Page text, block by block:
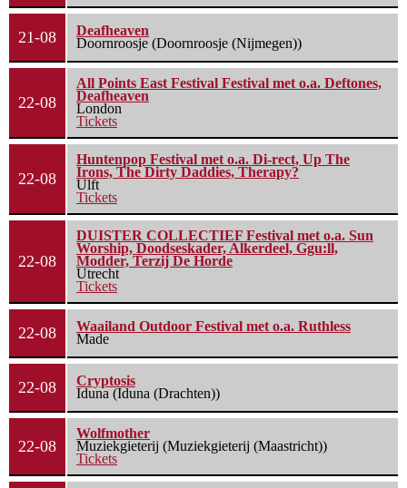
21-08
Deafheaven
Doornroosje (Doornroosje (Nijmegen))
22-08
All Points East Festival Festival met o.a. Deftones,
Deafheaven
London
Tickets
22-08
Huntenpop Festival met o.a. Di-rect, Up The
Irons, The Dirty Daddies, Therapy?
Ulft
Tickets
22-08
DUISTER COLLECTIEF Festival met o.a. Sun
Worship, Doodseskader, Alkerdeel, Ggu:ll,
Modder, Terzij De Horde
Utrecht
Tickets
22-08
Waailand Outdoor Festival met o.a. Ruthless
Made
22-08
Cryptosis
Iduna (Iduna (Drachten))
22-08
Wolfmother
Muziekgieterij (Muziekgieterij (Maastricht))
Tickets